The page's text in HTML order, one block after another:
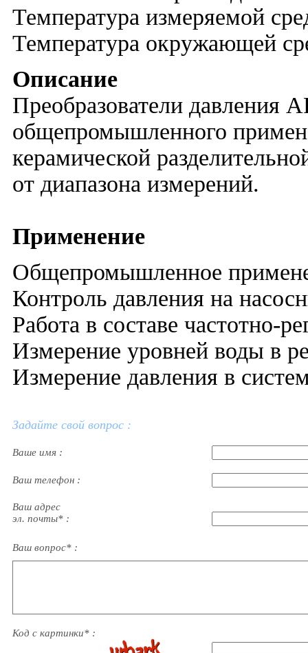
Температура измеряемой
Температура окружающей
Описание
Преобразователи давления
общепромышленного
керамической
от диапазона измерений.
Применение
Общепромышленное
Контроль давления на
Работа в составе частотно-
Измерение уровней воды в
Измерение давления в
Задайте свой вопрос :
Ваше имя :
Ваш телефон :
Ваш адрес
эл. почты* :
Ваш вопрос* :
Код с картинки* :